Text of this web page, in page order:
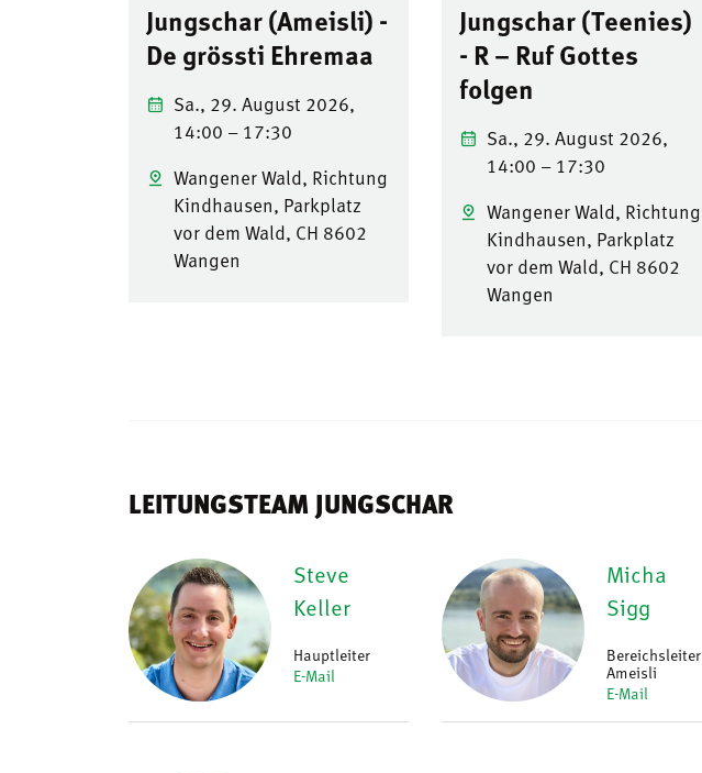
Jungschar (Ameisli) -
De grössti Ehremaa
Sa., 29. August 2026,
14:00 – 17:30
Wangener Wald, Richtung
Kindhausen, Parkplatz
vor dem Wald, CH 8602
Wangen
Jungschar (Teenies)
- R – Ruf Gottes
folgen
Sa., 29. August 2026,
14:00 – 17:30
Wangener Wald, Richtung
Kindhausen, Parkplatz
vor dem Wald, CH 8602
Wangen
LEITUNGSTEAM JUNGSCHAR
Steve
Keller
Hauptleiter
E-Mail
Micha
Sigg
Bereichsleiter
Ameisli
E-Mail